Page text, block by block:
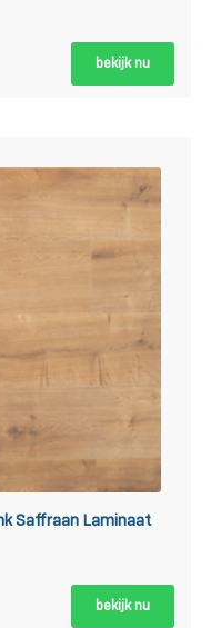
bekijk nu
Saffraan Laminaat
bekijk nu